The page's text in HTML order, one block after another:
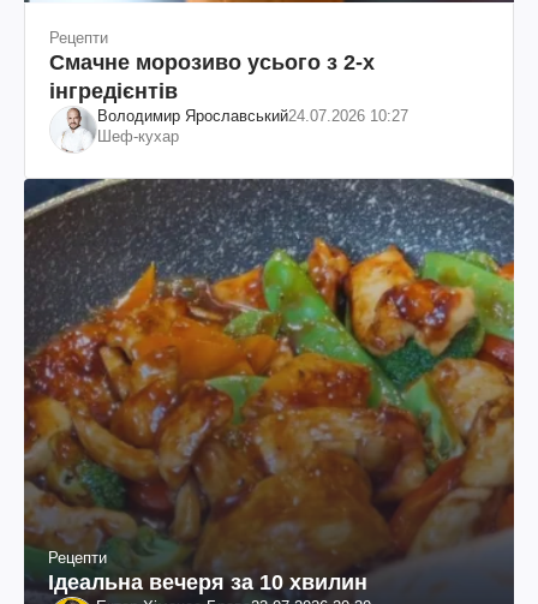
Рецепти
Смачне морозиво усього з 2-х
інгредієнтів
Володимир Ярославський24.07.2026 10:27
Шеф-кухар
Рецепти
Ідеальна вечеря за 10 хвилин